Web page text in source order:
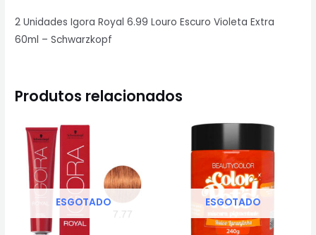
2 Unidades Igora Royal 6.99 Louro Escuro Violeta Extra
60ml – Schwarzkopf
Produtos relacionados
ESGOTADO ESGOTADO